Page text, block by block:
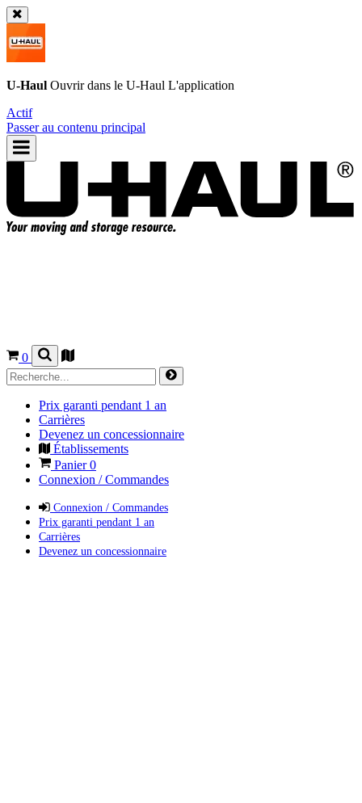
U-Haul Ouvrir dans le U-Haul L'application
Actif
Passer au contenu principal
0
Prix garanti pendant 1 an
Carrières
Devenez un concessionnaire
Établissements
Panier0
Connexion / Commandes
Connexion / Commandes
Prix garanti pendant 1 an
Carrières
Devenez un concessionnaire